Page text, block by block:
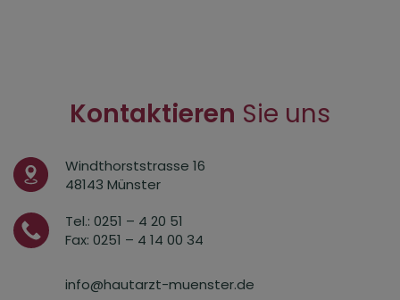
Kontaktieren Sie uns
Windthorststrasse 16
48143 Münster
Tel.: 0251 – 4 20 51
Fax: 0251 – 4 14 00 34
info@hautarzt-muenster.de